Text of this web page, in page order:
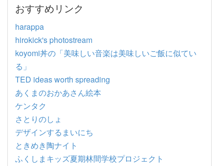
おすすめリンク
harappa
hirokick's photostream
koyomi丼の「美味しい音楽は美味しいご飯に似てい
る」
TED ideas worth spreading
あくまのおかあさん絵本
ケンタク
さとりのしょ
デザインするまいにち
ときめき陶ナイト
ふくしまキッズ夏期林間学校プロジェクト